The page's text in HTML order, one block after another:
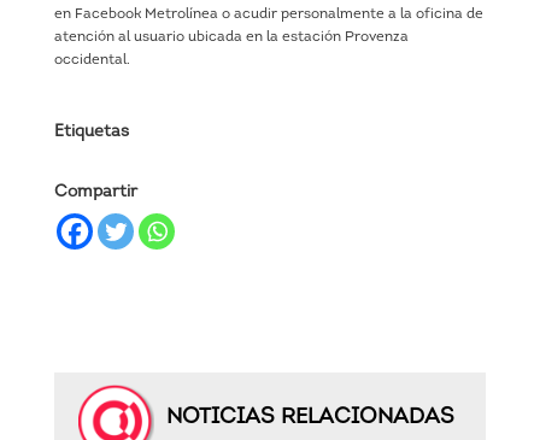
en Facebook Metrolínea o acudir personalmente a la oficina de
atención al usuario ubicada en la estación Provenza
occidental.
Etiquetas
Compartir
NOTICIAS RELACIONADAS